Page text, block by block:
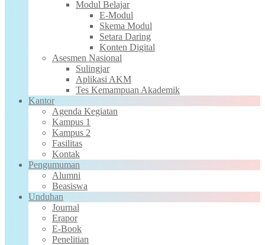
Modul Belajar
E-Modul
Skema Modul
Setara Daring
Konten Digital
Asesmen Nasional
Sulingjar
Aplikasi AKM
Tes Kemampuan Akademik
Kantor
Agenda Kegiatan
Kampus 1
Kampus 2
Fasilitas
Kontak
Pengumuman
Alumni
Beasiswa
Unduhan
Journal
Erapor
E-Book
Penelitian